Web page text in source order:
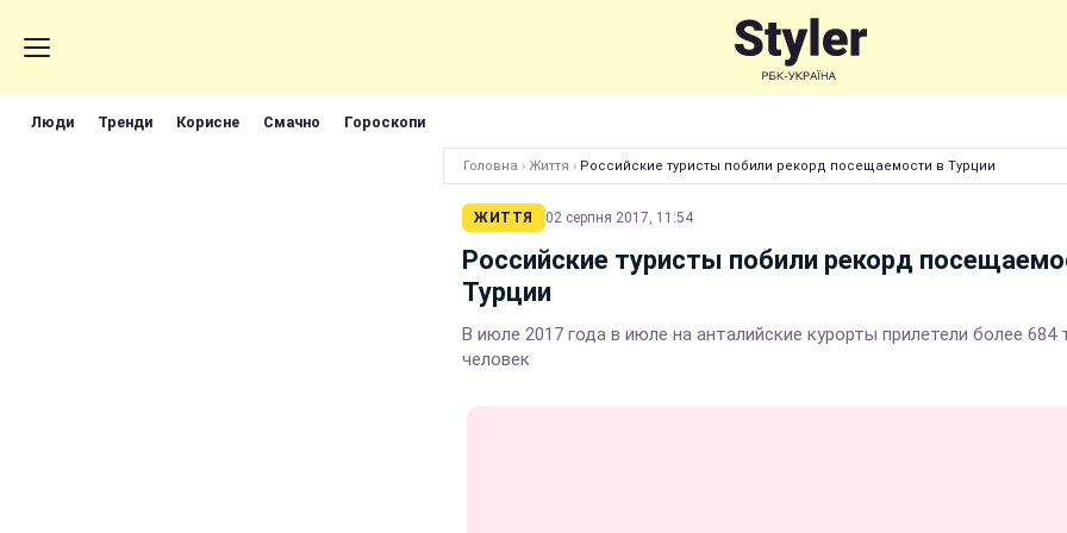
Люди Тренди Корисне Смачно Гороскопи
Головна › Життя › Российские туристы побили рекорд посещаемости в Турции
ЖИТТЯ 02 серпня 2017, 11:54
Российские туристы побили рекорд
Турции
В июле 2017 года в июле на анталийские курорты прилетели более 684
человек